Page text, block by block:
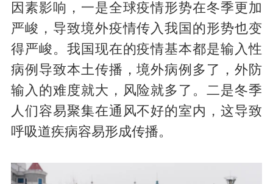
因素影响，一是全球疫情形势在冬季更加
严峻，导致境外疫情传入我国的形势也变
得严峻。我国现在的疫情基本都是输入性
病例导致本土传播，境外病例多了，外防
输入的难度就大，风险就多了。二是冬季
人们容易聚集在通风不好的室内，这导致
呼吸道疾病容易形成传播。